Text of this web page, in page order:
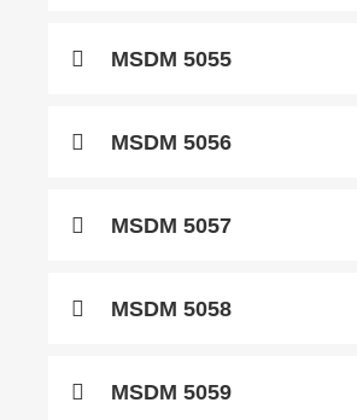
Area
MSDM 5055
Area
MSDM 5056
Area
MSDM 5057
Area
MSDM 5058
Area
MSDM 5059